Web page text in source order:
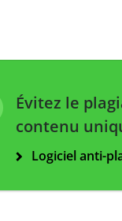
Évitez le
contenu
Logiciel anti-